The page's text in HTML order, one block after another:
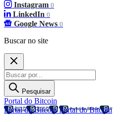
Instagram 0
LinkedIn 0
Google News 0
Buscar no site
Pesquisar
Portal do Bitcoin
Portal do BitcoinPortal do Bitcoin